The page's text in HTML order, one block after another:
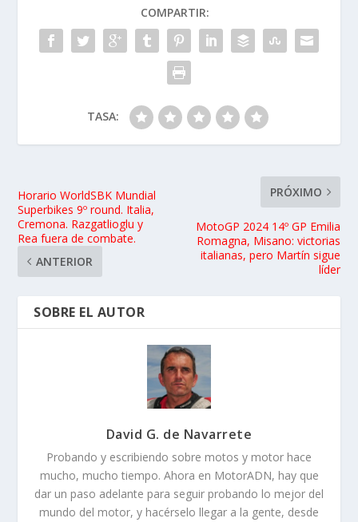
COMPARTIR:
TASA:
Horario WorldSBK Mundial
Superbikes 9º round. Italia,
Cremona. Razgatlioglu y
Rea fuera de combate.
ANTERIOR
PRÓXIMO
MotoGP 2024 14º GP Emilia
Romagna, Misano: victorias
italianas, pero Martín sigue
líder
SOBRE EL AUTOR
David G. de Navarrete
Probando y escribiendo sobre motos y motor hace
mucho, mucho tiempo. Ahora en MotorADN, hay que
dar un paso adelante para seguir probando lo mejor del
mundo del motor, y hacérselo llegar a la gente, desde